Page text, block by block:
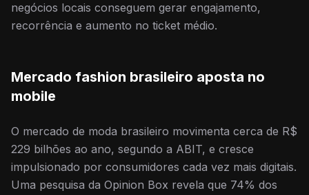
negócios locais conseguem gerar engajamento,
recorrência e aumento no ticket médio.
Mercado fashion brasileiro aposta no
mobile
O mercado de moda brasileiro movimenta cerca de R$
229 bilhões ao ano, segundo a ABIT, e cresce
impulsionado por consumidores cada vez mais digitais.
Uma pesquisa da Opinion Box revela que 74% dos